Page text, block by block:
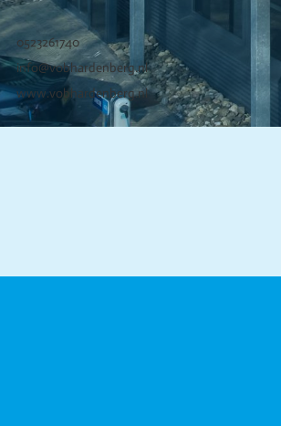
0523261740
info@vobhardenberg.nl
www.vobhardenberg.nl